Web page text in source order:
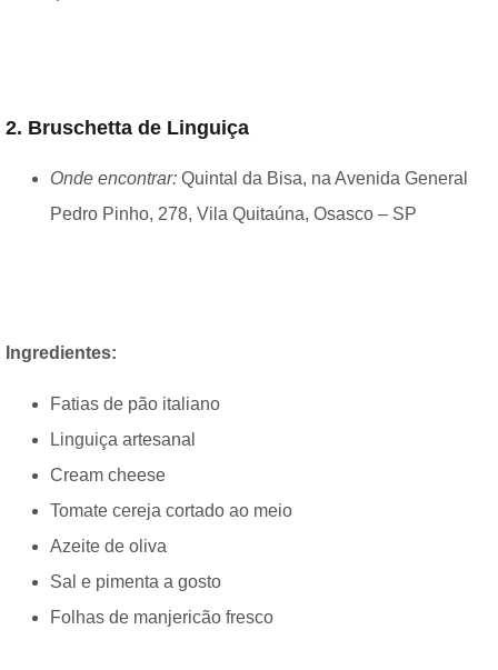
2. Bruschetta de Linguiça
Onde encontrar: Quintal da Bisa, na Avenida General
Pedro Pinho, 278, Vila Quitaúna, Osasco – SP
Ingredientes:
Fatias de pão italiano
Linguiça artesanal
Cream cheese
Tomate cereja cortado ao meio
Azeite de oliva
Sal e pimenta a gosto
Folhas de manjericão fresco